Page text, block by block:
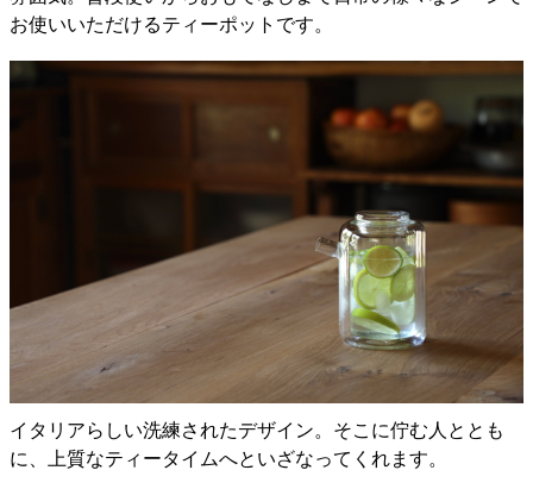
お使いいただけるティーポットです。
イタリアらしい洗練されたデザイン。そこに佇む人ととも
に、上質なティータイムへといざなってくれます。